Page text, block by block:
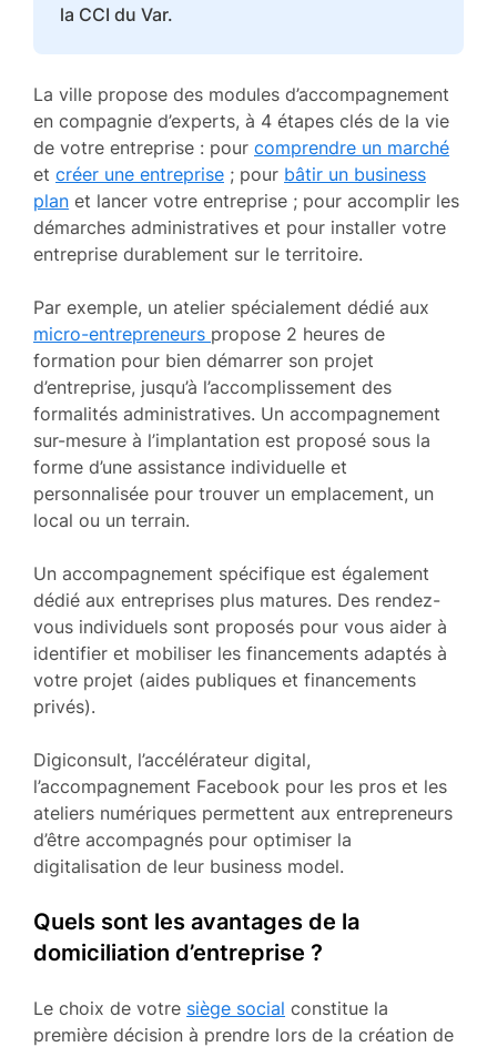
la CCI du Var.
La ville propose des modules d’accompagnement
en compagnie d’experts, à 4 étapes clés de la vie
de votre entreprise : pour comprendre un marché
et créer une entreprise ; pour bâtir un business
plan et lancer votre entreprise ; pour accomplir les
démarches administratives et pour installer votre
entreprise durablement sur le territoire.
Par exemple, un atelier spécialement dédié aux
micro-entrepreneurs propose 2 heures de
formation pour bien démarrer son projet
d’entreprise, jusqu’à l’accomplissement des
formalités administratives. Un accompagnement
sur-mesure à l’implantation est proposé sous la
forme d’une assistance individuelle et
personnalisée pour trouver un emplacement, un
local ou un terrain.
Un accompagnement spécifique est également
dédié aux entreprises plus matures. Des rendez-
vous individuels sont proposés pour vous aider à
identifier et mobiliser les financements adaptés à
votre projet (aides publiques et financements
privés).
Digiconsult, l’accélérateur digital,
l’accompagnement Facebook pour les pros et les
ateliers numériques permettent aux entrepreneurs
d’être accompagnés pour optimiser la
digitalisation de leur business model.
Quels sont les avantages de la
domiciliation d’entreprise ?
Le choix de votre siège social constitue la
première décision à prendre lors de la création de